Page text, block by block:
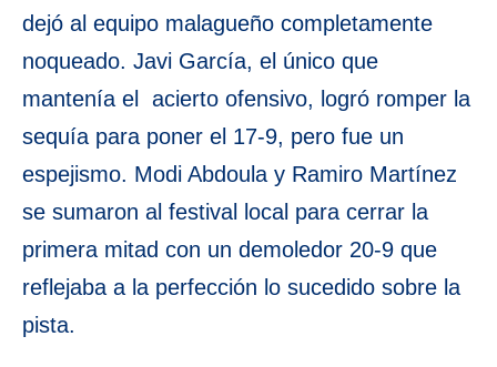
dejó al equipo malagueño completamente
noqueado. Javi García, el único que
mantenía el acierto ofensivo, logró romper la
sequía para poner el 17-9, pero fue un
espejismo. Modi Abdoula y Ramiro Martínez
se sumaron al festival local para cerrar la
primera mitad con un demoledor 20-9 que
reflejaba a la perfección lo sucedido sobre la
pista.